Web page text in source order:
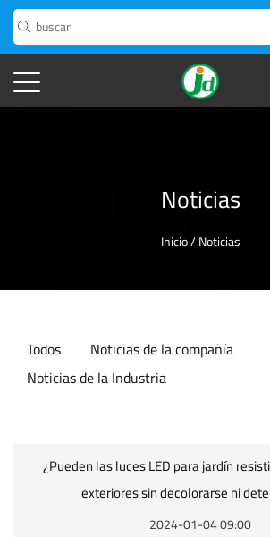
Noticias
Inicio/Noticias
Todos
Noticias de la compañía
Noticias de la Industria
¿Pueden las luces LED para jardín
exteriores sin decolorarse ni
2024-01-04 09:00